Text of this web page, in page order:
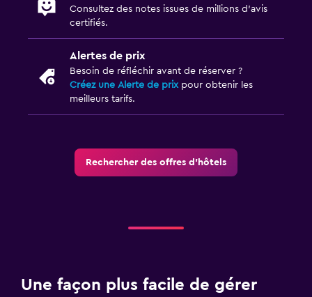
Consultez des notes issues de millions d’avis
certifiés.
Alertes de prix
Besoin de réfléchir avant de réserver ?
Créez une Alerte de prix pour obtenir les
meilleurs tarifs.
Rechercher des offres d’hôtels
Une façon plus facile de gérer